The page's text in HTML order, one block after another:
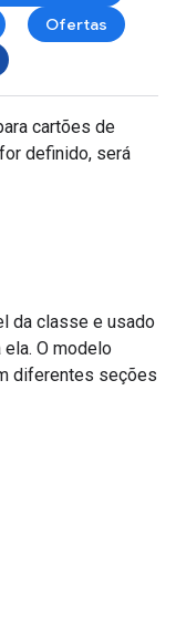
Ofertas
cartões de
definido, será
da classe e usado
O modelo
diferentes seções